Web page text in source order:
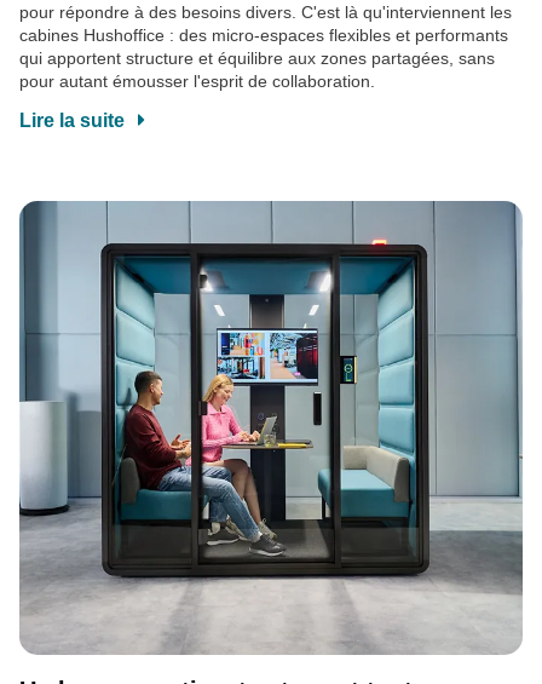
pour répondre à des besoins divers. C'est là qu'interviennent les
cabines Hushoffice : des micro-espaces flexibles et performants
qui apportent structure et équilibre aux zones partagées, sans
pour autant émousser l'esprit de collaboration.
Lire la suite